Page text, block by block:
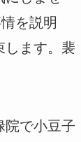
を説明
します。裴
院で小豆子